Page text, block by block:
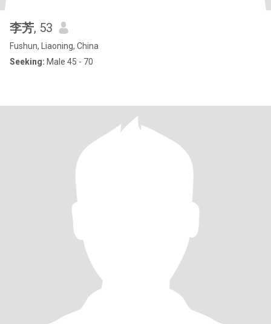
李芳, 53
Fushun, Liaoning, China
Seeking: Male 45 - 70